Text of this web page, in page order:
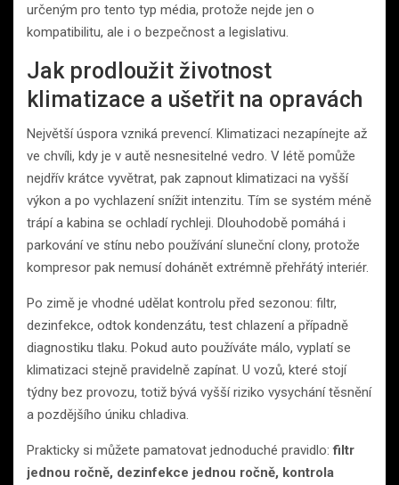
určeným pro tento typ média, protože nejde jen o
kompatibilitu, ale i o bezpečnost a legislativu.
Jak prodloužit životnost
klimatizace a ušetřit na opravách
Největší úspora vzniká prevencí. Klimatizaci nezapínejte až
ve chvíli, kdy je v autě nesnesitelné vedro. V létě pomůže
nejdřív krátce vyvětrat, pak zapnout klimatizaci na vyšší
výkon a po vychlazení snížit intenzitu. Tím se systém méně
trápí a kabina se ochladí rychleji. Dlouhodobě pomáhá i
parkování ve stínu nebo používání sluneční clony, protože
kompresor pak nemusí dohánět extrémně přehřátý interiér.
Po zimě je vhodné udělat kontrolu před sezonou: filtr,
dezinfekce, odtok kondenzátu, test chlazení a případně
diagnostiku tlaku. Pokud auto používáte málo, vyplatí se
klimatizaci stejně pravidelně zapínat. U vozů, které stojí
týdny bez provozu, totiž bývá vyšší riziko vysychání těsnění
a pozdějšího úniku chladiva.
Prakticky si můžete pamatovat jednoduché pravidlo:filtr
jednou ročně, dezinfekce jednou ročně, kontrola